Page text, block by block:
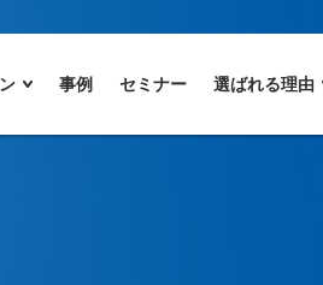
事例 セミナー 選ばれる理由